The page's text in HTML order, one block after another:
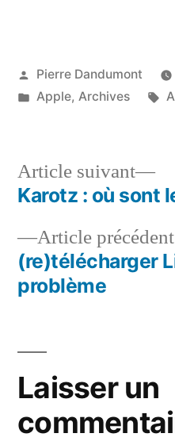
Publié
par
Pierre Dandumont
Publié
Apple, Archives
Navigation
de
l’article
Article précédent
(re)télécharger
problème
Article suivant
Karotz : où sont
Laisser un